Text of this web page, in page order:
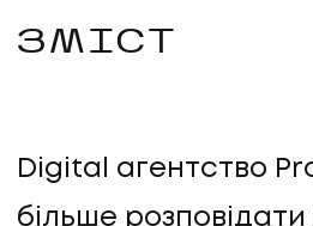
ЗМІСТ
Digital агентство
більше розповідати